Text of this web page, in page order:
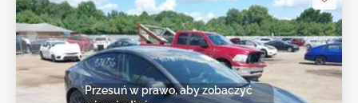
Przesuń w prawo, aby zobaczyć